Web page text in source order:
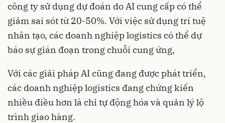
công ty sử dụng dự đoán do AI cung cấp có thể
giảm sai sót từ 20-50%. Với việc sử dụng trí tuệ
nhân tạo, các doanh nghiệp logistics có thể dự
báo sự gián đoạn trong chuỗi cung ứng,
Với các giải pháp AI cũng đang được phát triển,
các doanh nghiệp logistics đang chứng kiến ​​
nhiều điều hơn là chỉ tự động hóa và quản lý lộ
trình giao hàng.